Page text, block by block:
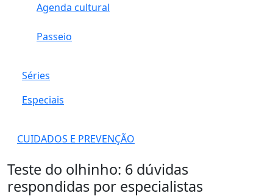
Agenda cultural
Passeio
Séries
Especiais
CUIDADOS E PREVENÇÃO
Teste do olhinho: 6 dúvidas
respondidas por especialistas